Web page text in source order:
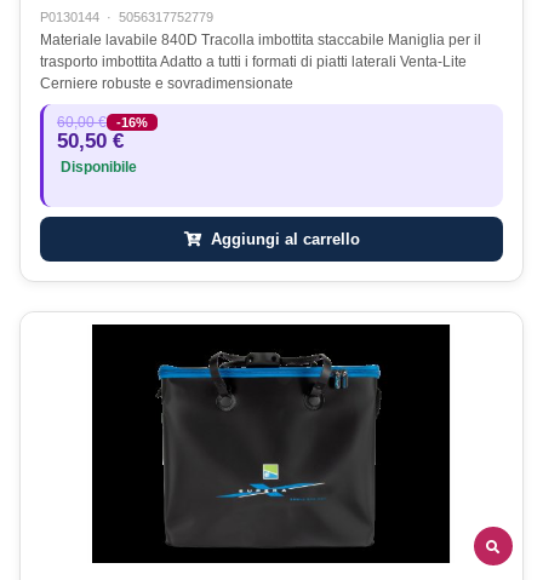
P0130144 · 5056317752779
Materiale lavabile 840D Tracolla imbottita staccabile Maniglia per il
trasporto imbottita Adatto a tutti i formati di piatti laterali Venta-Lite
Cerniere robuste e sovradimensionate
60,00 € -16%
50,50 €
Disponibile
Aggiungi al carrello